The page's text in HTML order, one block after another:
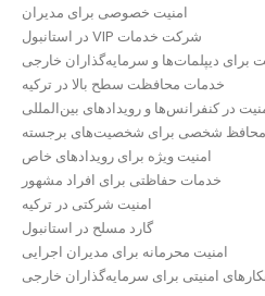
امنیت خصوصی برای مدیران
شرکت خدمات VIP در استانبول
برای دیپلمات‌ها و سرمایه‌گذاران خارجی
خدمات محافظت سطح بالا در ترکیه
در کنفرانس‌ها و رویدادهای بین‌المللی
محافظ شخصی برای شخصیت‌های برجسته
امنیت ویژه برای رویدادهای خاص
خدمات حفاظتی برای افراد مشهور
امنیت شرکتی در ترکیه
گارد مسلح در استانبول
امنیت محرمانه برای مدیران اجرایی
امنیتی برای سرمایه‌گذاران خارجی